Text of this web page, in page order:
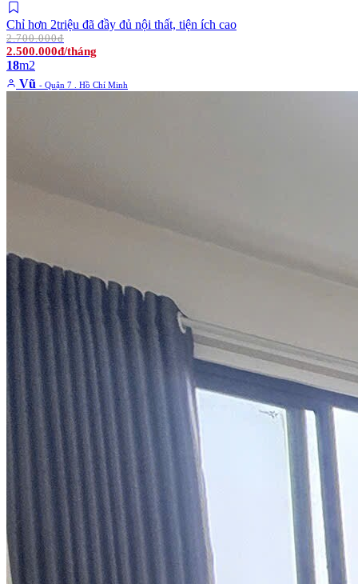
Chỉ hơn 2triệu đã đầy đủ nội thất, tiện ích cao
2.700.000đ
2.500.000đ/tháng
18m2
Vũ - Quận 7 . Hồ Chí Minh